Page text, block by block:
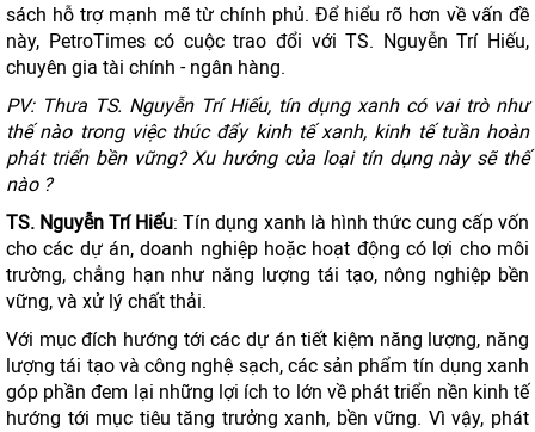
sách hỗ trợ mạnh mẽ từ chính phủ. Để hiểu rõ hơn về vấn đề
này, PetroTimes có cuộc trao đổi với TS. Nguyễn Trí Hiếu,
chuyên gia tài chính - ngân hàng.
PV: Thưa TS. Nguyễn Trí Hiếu, tín dụng xanh có vai trò như
thế nào trong việc thúc đẩy kinh tế xanh, kinh tế tuần hoàn
phát triển bền vững? Xu hướng của loại tín dụng này sẽ thế
nào ?
TS. Nguyễn Trí Hiếu: Tín dụng xanh là hình thức cung cấp vốn
cho các dự án, doanh nghiệp hoặc hoạt động có lợi cho môi
trường, chẳng hạn như năng lượng tái tạo, nông nghiệp bền
vững, và xử lý chất thải.
Với mục đích hướng tới các dự án tiết kiệm năng lượng, năng
lượng tái tạo và công nghệ sạch, các sản phẩm tín dụng xanh
góp phần đem lại những lợi ích to lớn về phát triển nền kinh tế
hướng tới mục tiêu tăng trưởng xanh, bền vững. Vì vậy, phát